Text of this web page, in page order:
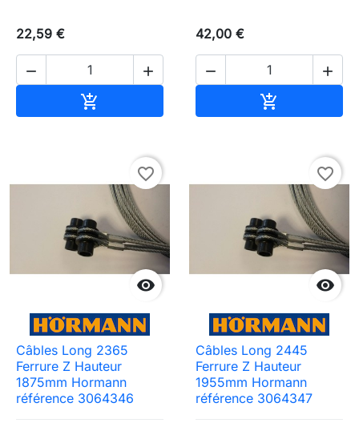
22,59 €
 

42,00 €
 


favorite_border
Câbles Long 2365
Ferrure Z Hauteur
1875mm Hormann
référence 3064346

favorite_border
Câbles Long 2445
Ferrure Z Hauteur
1955mm Hormann
référence 3064347